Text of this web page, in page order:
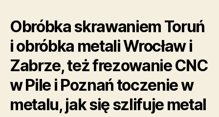
Obróbka skrawaniem Toruń
i obróbka metali Wrocław i
Zabrze, też frezowanie CNC
w Pile i Poznań toczenie w
metalu, jak się szlifuje metal